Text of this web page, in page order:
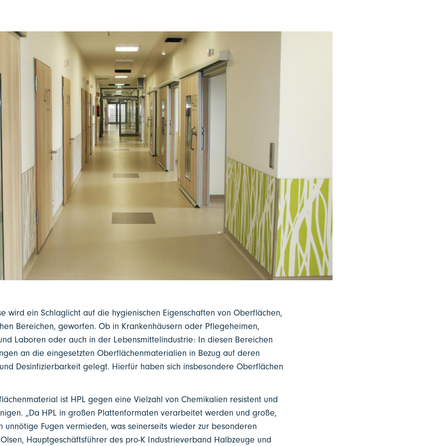
wird ein Schlaglicht auf die hygienischen Eigenschaften von Oberflächen,
Bereichen, geworfen. Ob in Krankenhäusern oder Pflegeheimen,
Laboren oder auch in der Lebensmittelindustrie: In diesen Bereichen
an die eingesetzten Oberflächenmaterialien in Bezug auf deren
Desinfizierbarkeit gelegt. Hierfür haben sich insbesondere Oberflächen
ist HPL gegen eine Vielzahl von Chemikalien resistent und
„Da HPL in großen Plattenformaten verarbeitet werden und große,
Fugen vermieden, was seinerseits wieder zur besonderen
Hauptgeschäftsführer des pro-K Industrieverband Halbzeuge und